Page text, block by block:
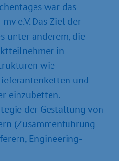
war das
e.V. Das Ziel der
unter anderem, die
in
wie
und
einzubetten.
der Gestaltung von
(Zusammenführung
Engineering-